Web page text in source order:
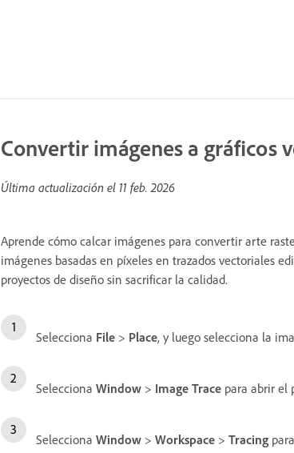
Convertir imágenes a gráficos
Última actualización el 11 feb. 2026
Aprende cómo calcar imágenes para convertir arte
imágenes basadas en píxeles en trazados vectoriales
proyectos de diseño sin sacrificar la calidad.
Selecciona File > Place, y luego selecciona la
Selecciona Window > Image Trace para abrir el
Selecciona Window > Workspace > Tracing